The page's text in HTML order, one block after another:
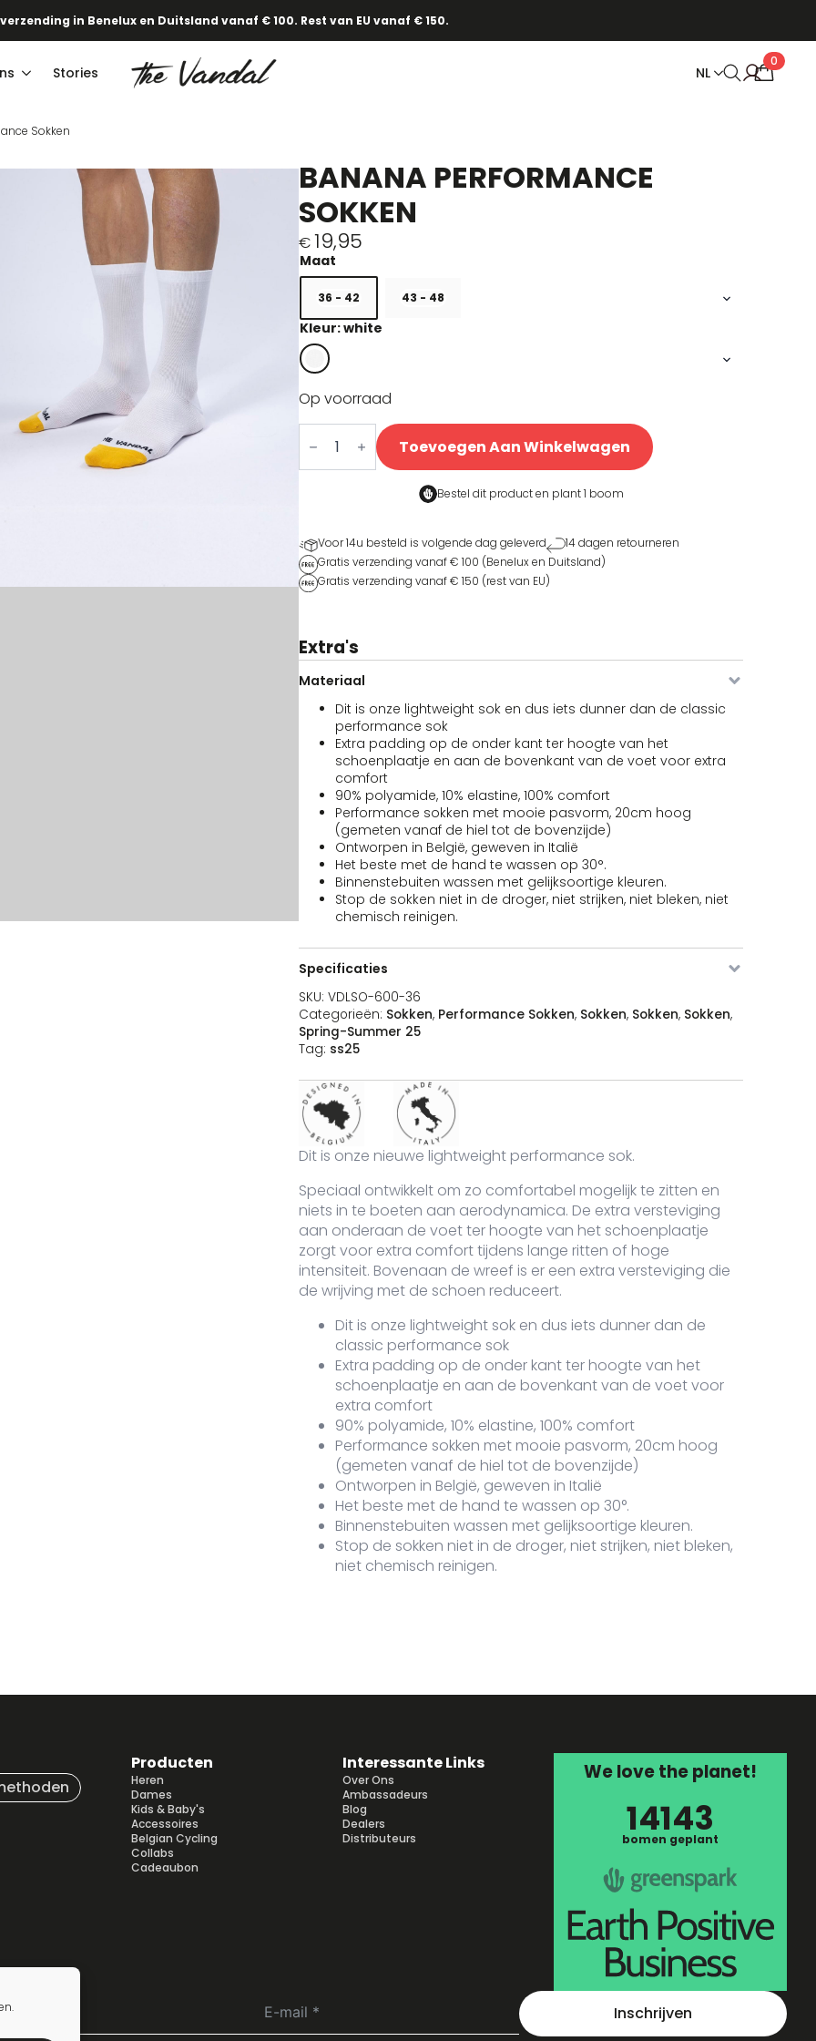
in Benelux en Duitsland vanaf € 100. Rest van EU vanaf € 150.
Stories NL
0
Sokken
BANANA PERFORMANCE
SOKKEN
€19,95
36 - 42 43 - 48
Kleur: white
Op voorraad
Banana
Performance
Sokken
aantal
Toevoegen Aan Winkelwagen
Bestel dit product en plant 1 boom
Voor 14u besteld is volgende dag geleverd
14 dagen retourneren
Gratis verzending vanaf € 100 (Benelux en Duitsland)
Gratis verzending vanaf € 150 (rest van EU)
Extra's
Materiaal
Dit is onze lightweight sok en dus iets dunner dan de classic
performance sok
Extra padding op de onder kant ter hoogte van het
schoenplaatje en aan de bovenkant van de voet voor extra
comfort
90% polyamide, 10% elastine, 100% comfort
Performance sokken met mooie pasvorm, 20cm hoog
(gemeten vanaf de hiel tot de bovenzijde)
Ontworpen in België, geweven in Italië
Het beste met de hand te wassen op 30°.
Binnenstebuiten wassen met gelijksoortige kleuren.
Stop de sokken niet in de droger, niet strijken, niet bleken, niet
chemisch reinigen.
Specificaties
SKU: VDLSO-600-36
Categorieën: Sokken, Performance Sokken, Sokken, Sokken, Sokken,
Spring-Summer 25
Tag: ss25
Dit is onze nieuwe lightweight performance sok.
Speciaal ontwikkelt om zo comfortabel mogelijk te zitten en
niets in te boeten aan aerodynamica. De extra versteviging
aan onderaan de voet ter hoogte van het schoenplaatje
zorgt voor extra comfort tijdens lange ritten of hoge
intensiteit. Bovenaan de wreef is er een extra versteviging die
de wrijving met de schoen reduceert.
Dit is onze lightweight sok en dus iets dunner dan de
classic performance sok
Extra padding op de onder kant ter hoogte van het
schoenplaatje en aan de bovenkant van de voet voor
extra comfort
90% polyamide, 10% elastine, 100% comfort
Performance sokken met mooie pasvorm, 20cm hoog
(gemeten vanaf de hiel tot de bovenzijde)
Ontworpen in België, geweven in Italië
Het beste met de hand te wassen op 30°.
Binnenstebuiten wassen met gelijksoortige kleuren.
Stop de sokken niet in de droger, niet strijken, niet bleken,
niet chemisch reinigen.
Producten
Heren
Dames
Kids & Baby's
Accessoires
Belgian Cycling
Collabs
Cadeaubon
Interessante Links
Over Ons
Ambassadeurs
Blog
Dealers
Distributeurs
We love the planet!
14143
bomen geplant
Inschrijven
Prijs Koop
19,95
Banana Performance Sokken aantal
Banana Performance Sokken aantal